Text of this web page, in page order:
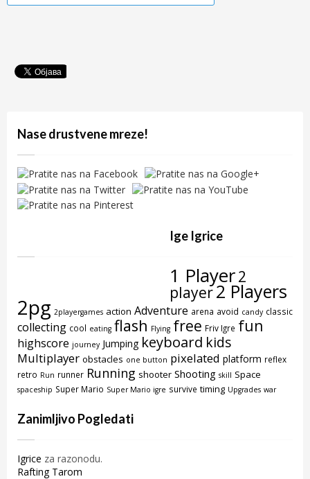
Nase drustvene mreze!
Ige Igrice
1 Player2
player2 Players
2pg 2playergames action Adventure arena avoid candy classic
collecting cool eating flash Flying free Friv Igre fun
highscore journey Jumping keyboard kids
Multiplayer obstacles one button pixelated platform reflex
retro Run runner Running shooter Shooting skill Space
spaceship Super Mario Super Mario igre survive timing Upgrades war
Zanimljivo Pogledati
Igrice za razonodu.
Rafting Tarom